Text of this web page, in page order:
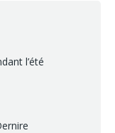
l’été